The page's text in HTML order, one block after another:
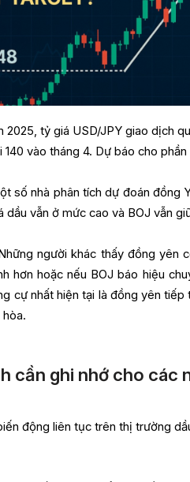
2025, tỷ giá USD/JPY giao dịch
vào tháng 4. Dự báo cho
số nhà phân tích dự đoán đồng
dầu vẫn ở mức cao và BOJ vẫn
Những người khác thấy đồng yên
hơn hoặc nếu BOJ báo hiệu
cự nhất hiện tại là đồng yên
cần ghi nhớ cho các
động liên tục trên thị trường